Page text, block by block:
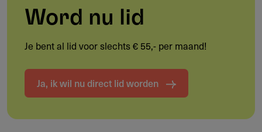
Nederland.
De student geneeskunde moet minder draagkrachtig
zijn
Zie ook de statuten (zie bijlage).
Word nu lid
Je bent al lid voor slechts € 55,- per maand!
Ja, ik wil nu direct lid worden